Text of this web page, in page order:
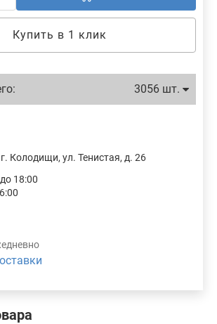
Купить в 1 клик
3056 шт.
Колодищи, ул. Тенистая, д. 26
18:00